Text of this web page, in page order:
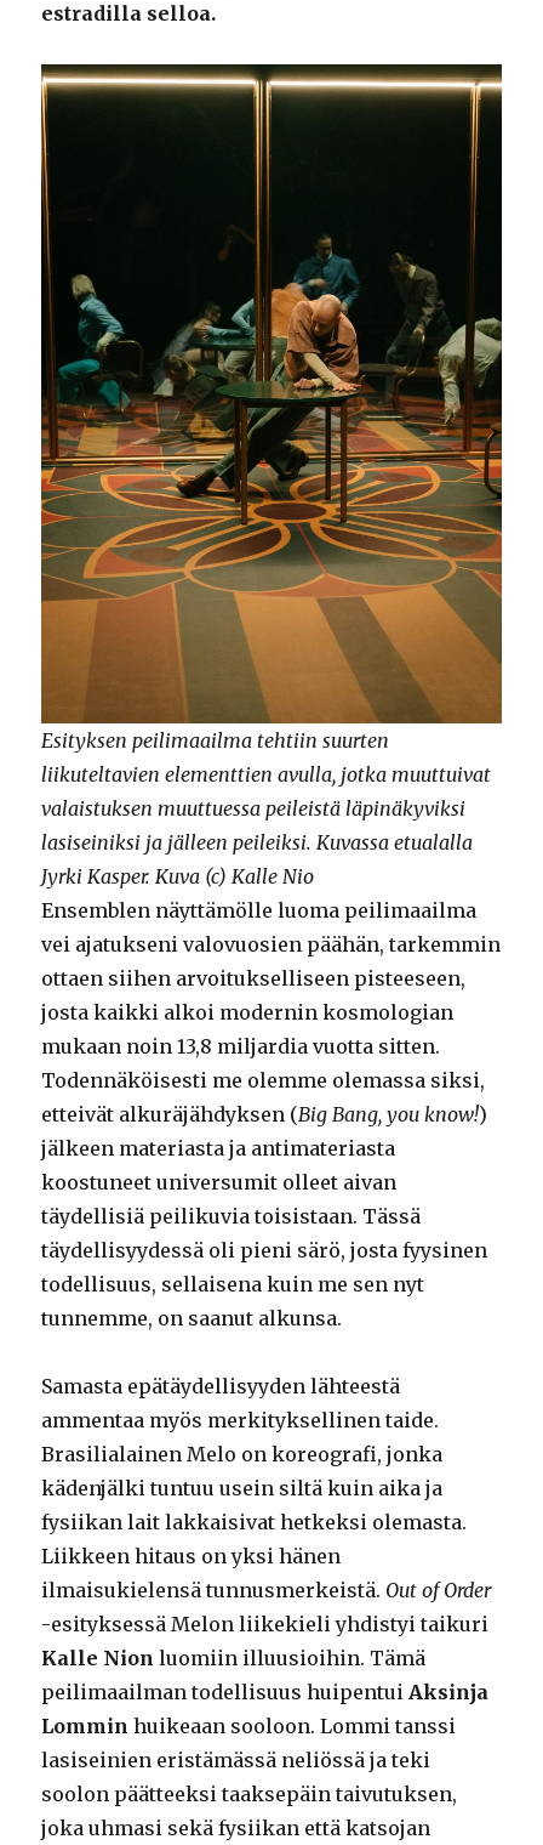
estradilla selloa.
Esityksen peilimaailma tehtiin suurten
liikuteltavien elementtien avulla, jotka muuttuivat
valaistuksen muuttuessa peileistä läpinäkyviksi
lasiseiniksi ja jälleen peileiksi. Kuvassa etualalla
Jyrki Kasper. Kuva (c) Kalle Nio
Ensemblen näyttämölle luoma peilimaailma
vei ajatukseni valovuosien päähän, tarkemmin
ottaen siihen arvoitukselliseen pisteeseen,
josta kaikki alkoi modernin kosmologian
mukaan noin 13,8 miljardia vuotta sitten.
Todennäköisesti me olemme olemassa siksi,
etteivät alkuräjähdyksen (Big Bang, you know!)
jälkeen materiasta ja antimateriasta
koostuneet universumit olleet aivan
täydellisiä peilikuvia toisistaan. Tässä
täydellisyydessä oli pieni särö, josta fyysinen
todellisuus, sellaisena kuin me sen nyt
tunnemme, on saanut alkunsa.
Samasta epätäydellisyyden lähteestä
ammentaa myös merkityksellinen taide.
Brasilialainen Melo on koreografi, jonka
kädenjälki tuntuu usein siltä kuin aika ja
fysiikan lait lakkaisivat hetkeksi olemasta.
Liikkeen hitaus on yksi hänen
ilmaisukielensä tunnusmerkeistä. Out of Order
-esityksessä Melon liikekieli yhdistyi taikuri
Kalle Nion luomiin illuusioihin. Tämä
peilimaailman todellisuus huipentuiAksinja
Lommin huikeaan sooloon. Lommi tanssi
lasiseinien eristämässä neliössä ja teki
soolon päätteeksi taaksepäin taivutuksen,
joka uhmasi sekä fysiikan että katsojan